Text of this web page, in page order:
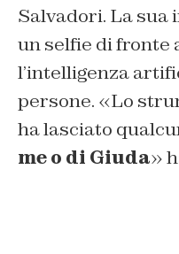
Salvadori. La sua
un selfie di fronte
l’intelligenza
persone. «Lo
ha lasciato
me o di Giuda»